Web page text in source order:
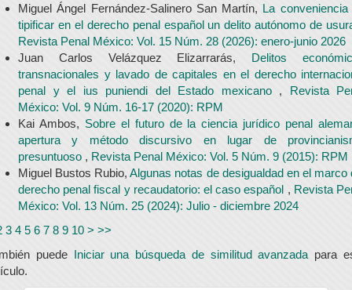
Miguel Ángel Fernández-Salinero San Martín, La conveniencia
tipificar en el derecho penal español un delito autónomo de
Revista Penal México: Vol. 15 Núm. 28 (2026): enero-junio 2026
Juan Carlos Velázquez Elizarrarás, Delitos
transnacionales y lavado de capitales en el derecho
penal y el ius puniendi del Estado mexicano , Revista
México: Vol. 9 Núm. 16-17 (2020): RPM
Kai Ambos, Sobre el futuro de la ciencia jurídico penal
apertura y método discursivo en lugar de
presuntuoso , Revista Penal México: Vol. 5 Núm. 9 (2015): RPM
Miguel Bustos Rubio,Algunas notas de desigualdad en el marco
derecho penal fiscal y recaudatorio: el caso español , Revista
México: Vol. 13 Núm. 25 (2024): Julio - diciembre 2024
3 4 5 6 7 8 9 10 > >>
puede Iniciar una búsqueda de similitud avanzada para